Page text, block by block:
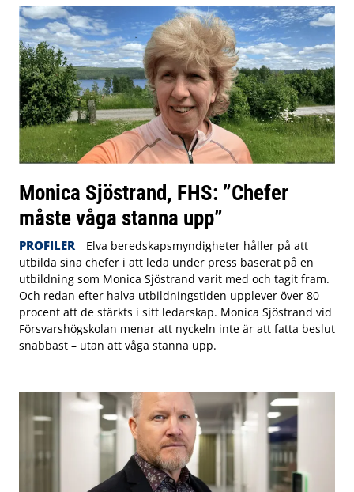
Monica Sjöstrand, FHS: ”Chefer
måste våga stanna upp”
PROFILER
Elva beredskapsmyndigheter håller på att
utbilda sina chefer i att leda under press baserat på en
utbildning som Monica Sjöstrand varit med och tagit fram.
Och redan efter halva utbildningstiden upplever över 80
procent att de stärkts i sitt ledarskap. Monica Sjöstrand vid
Försvarshögskolan menar att nyckeln inte är att fatta beslut
snabbast – utan att våga stanna upp.